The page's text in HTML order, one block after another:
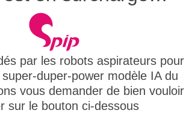
par les robots aspirateurs pour
duper-power modèle IA du
vous demander de bien vouloir
sur le bouton ci-dessous